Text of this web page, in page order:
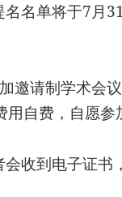
名单将于7月
邀请制学术会
自费，自愿参
收到电子证书